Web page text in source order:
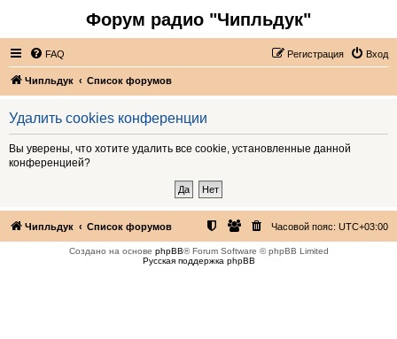
Форум радио "Чипльдук"
FAQ Вход
Регистрация
Чипльдук Список форумов
Удалить cookies конференции
Вы уверены, что хотите удалить все cookie, установленные данной
конференцией?
Чипльдук Список форумов Часовой пояс: UTC+03:00
Создано на основе phpBB® Forum Software © phpBB Limited
Русская поддержка phpBB